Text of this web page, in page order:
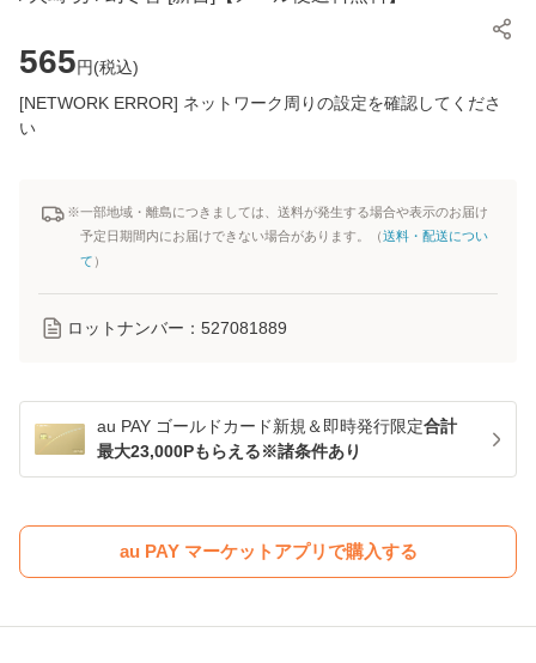
565円(税込)
[NETWORK ERROR] ネットワーク周りの設定を確認してくださ
い
※一部地域・離島につきましては、送料が発生する場合や表示のお届け
予定日期間内にお届けできない場合があります。（送料・配送につい
て ）
ロットナンバー： 527081889
au PAY ゴールドカード新規＆即時発行限定合計
最大23,000Pもらえる※諸条件あり
au PAY マーケットアプリで購入する